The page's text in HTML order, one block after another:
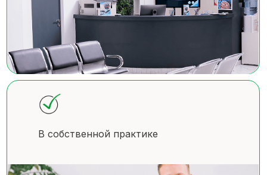
В собственной практике